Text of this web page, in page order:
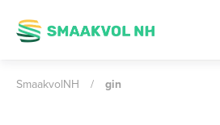
SmaakvolNH / gin